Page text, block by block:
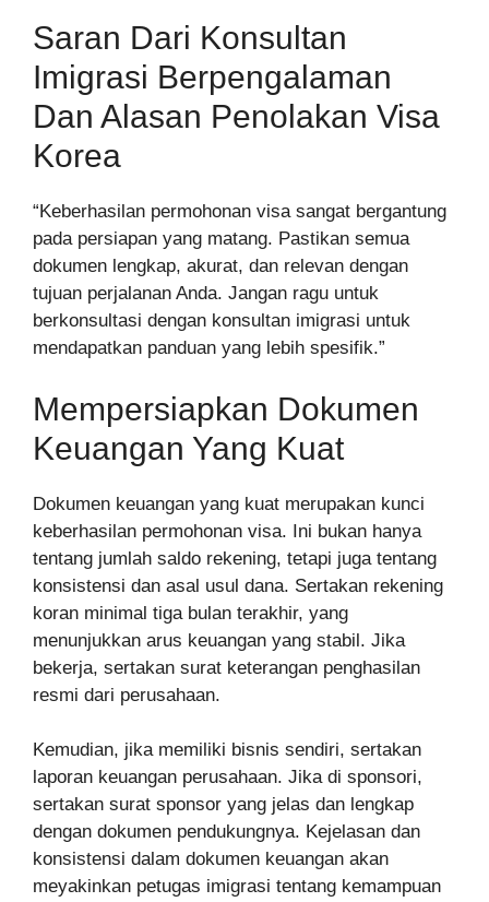
Saran Dari Konsultan
Imigrasi Berpengalaman
Dan Alasan Penolakan Visa
Korea
“Keberhasilan permohonan visa sangat bergantung
pada persiapan yang matang. Pastikan semua
dokumen lengkap, akurat, dan relevan dengan
tujuan perjalanan Anda. Jangan ragu untuk
berkonsultasi dengan konsultan imigrasi untuk
mendapatkan panduan yang lebih spesifik.”
Mempersiapkan Dokumen
Keuangan Yang Kuat
Dokumen keuangan yang kuat merupakan kunci
keberhasilan permohonan visa. Ini bukan hanya
tentang jumlah saldo rekening, tetapi juga tentang
konsistensi dan asal usul dana. Sertakan rekening
koran minimal tiga bulan terakhir, yang
menunjukkan arus keuangan yang stabil. Jika
bekerja, sertakan surat keterangan penghasilan
resmi dari perusahaan.
Kemudian, jika memiliki bisnis sendiri, sertakan
laporan keuangan perusahaan. Jika di sponsori,
sertakan surat sponsor yang jelas dan lengkap
dengan dokumen pendukungnya. Kejelasan dan
konsistensi dalam dokumen keuangan akan
meyakinkan petugas imigrasi tentang kemampuan